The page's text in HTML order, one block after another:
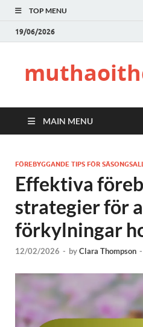
TOP MENU
19/06/2026
MAIN MENU
FÖREBYGGANDE TIPS FÖR
Effektiva
strategier för
förkylningar
12/02/2026 - byClara Thompson -